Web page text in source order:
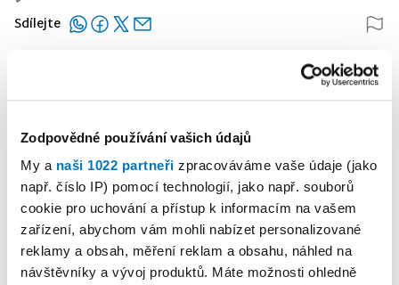
Zodpovědné používání vašich údajů
My a naši 1022 partneři zpracováváme vaše údaje (jako
např. číslo IP) pomocí technologií, jako např. souborů
cookie pro uchování a přístup k informacím na vašem
zařízení, abychom vám mohli nabízet personalizované
reklamy a obsah, měření reklam a obsahu, náhled na
návštěvníky a vývoj produktů. Máte možnosti ohledně
Sdílejte
7:33
Na myslivecká setkání se těší
všechny děti
8. 08. Létající vzpomínky z překližky,
balzy a lišt